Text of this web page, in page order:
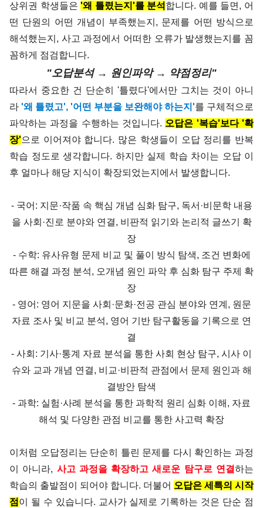
상위권 학생들은'왜 틀렸는지'를 분석 합니다. 예를 들면, 어
떤 단원의 어떤 개념이 부족했는지, 문제를 어떤 방식으로
해석했는지, 사고 과정에서 어떠한 오류가 발생했는지를 꼼
꼼하게 점검합니다.
"오답분석 → 원인파악 → 약점정리"
따라서 중요한 건 단순히 '틀렸다'에서만 그치는 것이 아니
라 '왜 틀렸고', '어떤 부분을 보완해야 하는지'를 구체적으로
파악하는 과정을 수행하는 것입니다. 오답은 '복습'보다 '확
장'으로 이어져야 합니다. 많은 학생들이 오답 정리를 반복
학습 정도로 생각합니다. 하지만 실제 학습 차이는 오답 이
후 얼마나 해당 지식이 확장되었는지에서 발생합니다.
- 국어: 지문·작품 속 핵심 개념 심화 탐구, 독서·비문학 내용
을 사회·진로 분야와 연결, 비판적 읽기와 논리적 글쓰기 확
장
- 수학: 유사유형 문제 비교 및 풀이 방식 탐색, 조건 변화에
따른 해결 과정 분석, 오개념 원인 파악 후 심화 탐구 주제 확
장
- 영어: 영어 지문을 사회·문화·전공 관심 분야와 연계, 원문
자료 조사 및 비교 분석, 영어 기반 탐구활동을 기록으로 연
결
- 사회: 기사·통계 자료 분석을 통한 사회 현상 탐구, 시사 이
슈와 교과 개념 연결, 비교·비판적 관점에서 문제 원인과 해
결방안 탐색
- 과학: 실험·사례 분석을 통한 과학적 원리 심화 이해, 자료
해석 및 다양한 관점 비교를 통한 사고력 확장
이처럼 오답정리는 단순히 틀린 문제를 다시 확인하는 과정
이 아니라, 사고 과정을 확장하고 새로운 탐구로 연결하는
학습의 출발점이 되어야 합니다. 더불어 오답은 세특의 시작
점 이 될 수 있습니다. 교사가 실제로 기록하는 것은 단순 점